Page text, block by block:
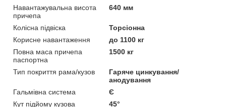
Навантажувальна висота
причепа
640 мм
Колісна підвіска
Торсіонна
Корисне навантаження
до 1100 кг
Повна маса причепа
паспортна
1500 кг
Тип покриття рама/кузов
Гаряче цинкування/
анодування
Гальмівна система
Є
Кут підйому кузова
45°